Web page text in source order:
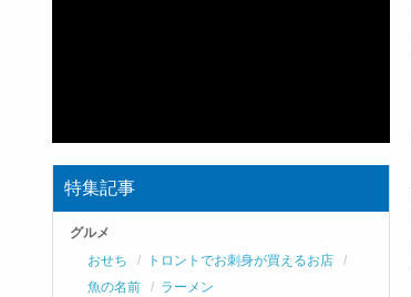
特集記事
グルメ
おせち
トロントでお刺身が買えるお店
魚の名前
ラーメン